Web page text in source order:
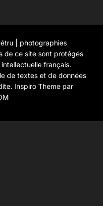
| photographies
de ce site sont protégés
français.
de textes et de données
Inspiro Themepar